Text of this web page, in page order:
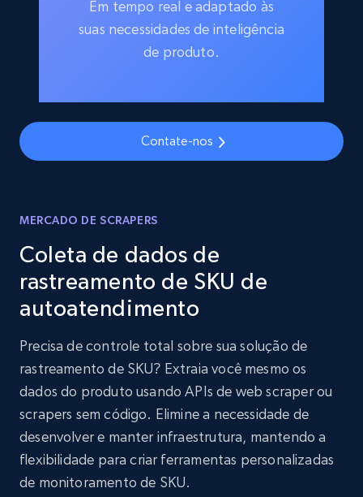
Em tempo real e adaptado às
suas necessidades de inteligência
de produto.
Contate-nos
MERCADO DE SCRAPERS
Coleta de dados de
rastreamento de SKU de
autoatendimento
Precisa de controle total sobre sua solução de
rastreamento de SKU? Extraia você mesmo os
dados do produto usando APIs de web scraper ou
scrapers sem código. Elimine a necessidade de
desenvolver e manter infraestrutura, mantendo a
flexibilidade para criar ferramentas personalizadas
de monitoramento de SKU.